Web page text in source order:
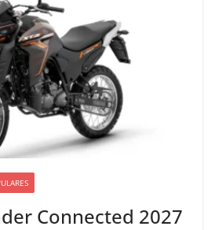
Connected 2027